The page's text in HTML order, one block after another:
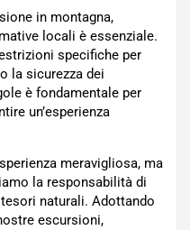
in montagna,
locali è essenziale.
specifiche per
la sicurezza dei
è fondamentale per
un’esperienza
meravigliosa, ma
la responsabilità di
naturali. Adottando
escursioni,